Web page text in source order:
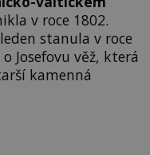
v roce 1802.
stanula v roce
Josefovu věž, která
kamenná